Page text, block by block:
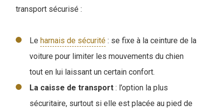
transport sécurisé :
Le harnais de sécurité : se fixe à la ceinture de la
voiture pour limiter les mouvements du chien
tout en lui laissant un certain confort.
La caisse de transport : l’option la plus
sécuritaire, surtout si elle est placée au pied de